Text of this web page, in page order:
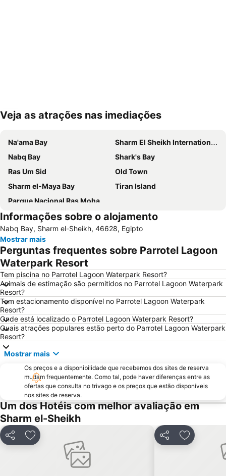
Ampliar mapa
Veja as atrações nas imediações
Na'ama Bay
Sharm El Sheikh International Airport
Nabq Bay
Shark's Bay
Ras Um Sid
Old Town
Sharm el-Maya Bay
Tiran Island
Parque Nacional Ras Mohamed
Informações sobre o alojamento
Nabq Bay, Sharm el-Sheikh, 46628, Egipto
Mostrar mais
Perguntas frequentes sobre Parrotel Lagoon
Waterpark Resort
Tem piscina no Parrotel Lagoon Waterpark Resort?
Animais de estimação são permitidos no Parrotel Lagoon Waterpark
Resort?
Tem estacionamento disponível no Parrotel Lagoon Waterpark
Resort?
Onde está localizado o Parrotel Lagoon Waterpark Resort?
Quais atrações populares estão perto do Parrotel Lagoon Waterpark
Resort?
Mostrar mais
Os preços e a disponibilidade que recebemos dos sites de reserva
mudam frequentemente. Como tal, pode haver diferenças entre as
ofertas que consulta no trivago e os preços que estão disponíveis
nos sites de reserva.
Um dos Hotéis com melhor avaliação em
Sharm el-Sheikh
PartilharAdicionar aos favoritos PartilharAdicionar